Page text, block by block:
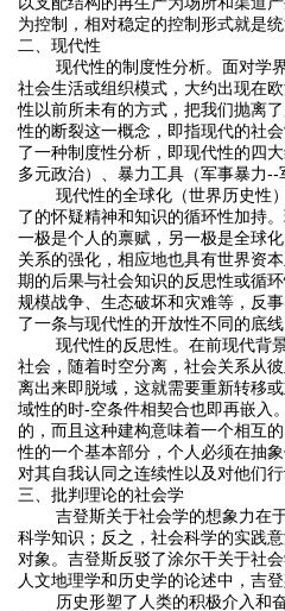
为控制，相对稳定的控制形式就是
二、现代性
现代性的制度性分析。面对学界
社会生活或组织模式，大约出现在
性以前所未有的方式，把我们抛离
性的断裂这一概念，即指现代的社
了一种制度性分析，即现代性的四
多元政治）、暴力工具（军事暴力
现代性的全球化（世界历史性）
了的怀疑精神和知识的循环性加持
一极是个人的禀赋，另一极是全球
关系的强化，相应地也具有世界资
期的后果与社会知识的反思性或循
规模战争、生态破坏和灾难等，反
了一条与现代性的开放性不同的底
现代性的反思性。在前现代背景
社会，随着时空分离，社会关系从
离出来即脱域，这就需要重新转移
域性的时-空条件相契合也即再嵌入
的，而且这种建构意味着一个相互
性的一个基本部分，个人必须在抽
对其自我认同之连续性以及对他们
三、批判理论的社会学
吉登斯关于社会学的想象力在于
科学知识；反之，社会科学的实践
对象。吉登斯反驳了涂尔干关于社
人文地理学和历史学的论述中，吉
历史形塑了人类的积极介入和奋